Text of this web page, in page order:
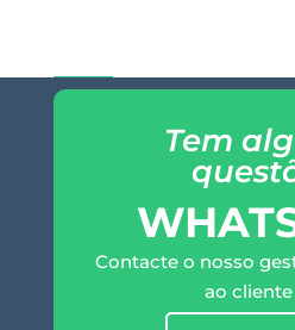
Tem
Contacte o nosso
ao cliente